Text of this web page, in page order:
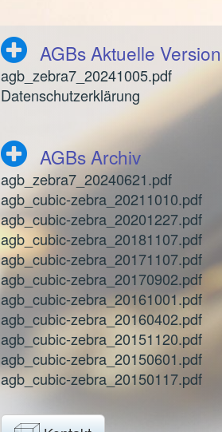
AGBs Aktuelle Version
agb_zebra7_20241005.pdf
Datenschutzerklärung
AGBs Archiv
agb_zebra7_20240621.pdf
agb_cubic-zebra_20211010.pdf
agb_cubic-zebra_20201227.pdf
agb_cubic-zebra_20181107.pdf
agb_cubic-zebra_20171107.pdf
agb_cubic-zebra_20170902.pdf
agb_cubic-zebra_20161001.pdf
agb_cubic-zebra_20160402.pdf
agb_cubic-zebra_20151120.pdf
agb_cubic-zebra_20150601.pdf
agb_cubic-zebra_20150117.pdf